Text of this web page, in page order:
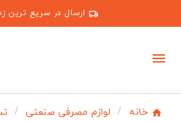
ارسال در سریع ترین
خانه لوازم مصرفی صنعتی